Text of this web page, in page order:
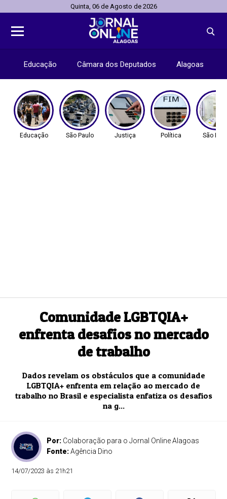
Quinta, 06 de Agosto de 2026
Educação Câmara dos Deputados Alagoas
Educação São Paulo Justiça Política São
Comunidade LGBTQIA+
enfrenta desafios no mercado
de trabalho
Dados revelam os obstáculos que a comunidade
LGBTQIA+ enfrenta em relação ao mercado de
trabalho no Brasil e especialista enfatiza os desafios
na g...
Por: Colaboração para o Jornal Online Alagoas
Fonte:Agência Dino
14/07/2023 às 21h21